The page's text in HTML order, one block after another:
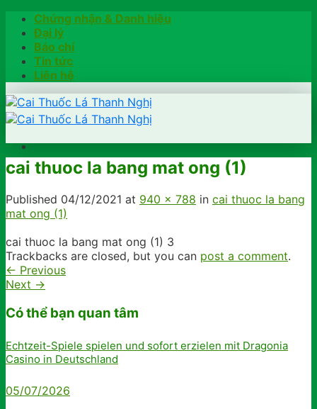
Skip
content
Chứng nhận & Danh hiệu
Đại lý
Báo chí
Tin tức
Liên hệ
Trang chủ
Khách hàng chia sẻ
Kiểm tra chính hãng
Hotline: 0902791922
cai thuoc la bang mat ong (1)
Published 04/12/2021 at 940 × 788 in cai thuoc la bang
mat ong (1)
cai thuoc la bang mat ong (1) 3
Trackbacks are closed, but you can post a comment.
← Previous
Next →
Có thể bạn quan tâm
Echtzeit-Spiele spielen und sofort erzielen mit Dragonia
Casino in Deutschland
05/07/2026